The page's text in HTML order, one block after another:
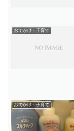
おでかけ・子育て
おでかけ・子育て